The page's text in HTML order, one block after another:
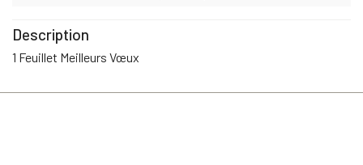
Description
1 Feuillet Meilleurs Vœux